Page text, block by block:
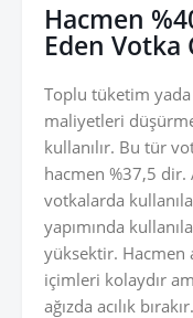
Hacmen
Eden Votka
Toplu tüketim
maliyetleri
kullanılır. Bu tür
hacmen %37,5
votkalarda
yapımında
yüksektir. Hacmen
içimleri kolaydır
ağızda acılık